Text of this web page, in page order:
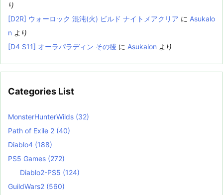
り
[D2R] ウォーロック 混沌(火) ビルド ナイトメアクリア に Asukalo
n より
[D4 S11] オーラパラディン その後 に Asukalon より
Categories List
MonsterHunterWilds (32)
Path of Exile 2 (40)
Diablo4 (188)
PS5 Games (272)
Diablo2-PS5 (124)
GuildWars2 (560)